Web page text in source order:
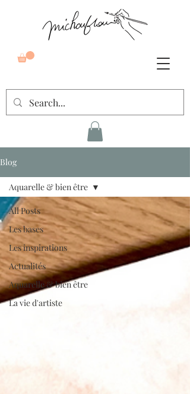
Blog
All Posts
Les bases
Les inspirations
Actualités
Aquarelle & bien être
La vie d'artiste
Aquarelle & bien être